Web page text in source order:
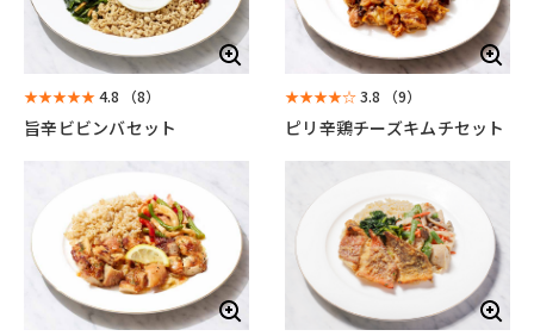
★★★★★4.8 （8）
旨辛ビビンバセット
★★★★☆3.8 （9）
ピリ辛鶏チーズキムチセット